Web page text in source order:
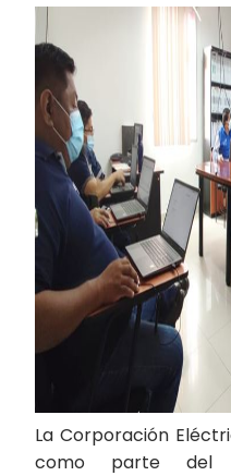
La Corporación
como parte del